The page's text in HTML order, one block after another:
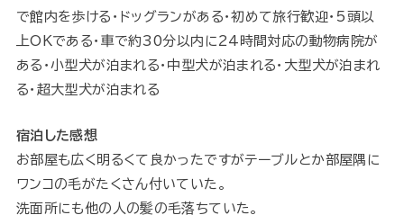
で館内を歩ける・ドッグランがある・初めて旅行歓迎・5頭以
上OKである・車で約30分以内に24時間対応の動物病院が
ある・小型犬が泊まれる・中型犬が泊まれる・大型犬が泊まれ
る・超大型犬が泊まれる
宿泊した感想
お部屋も広く明るくて良かったですがテーブルとか部屋隅に
ワンコの毛がたくさん付いていた。
洗面所にも他の人の髪の毛落ちていた。